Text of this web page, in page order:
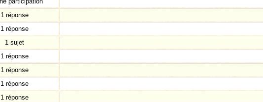
1 réponse
1 réponse
1 sujet
1 réponse
1 réponse
1 réponse
1 réponse